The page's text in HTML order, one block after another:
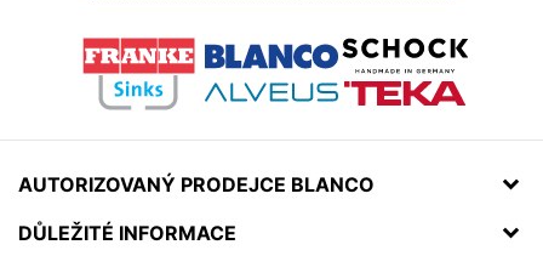
AUTORIZOVANÝ PRODEJCE BLANCO
DŮLEŽITÉ INFORMACE